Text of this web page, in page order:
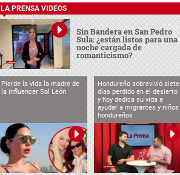
LA PRENSA VIDEOS
Sin Bandera en San Pedro
Sula: ¿están listos para una
noche cargada de
romanticismo?
Pierde la vida la madre de
la influencer Sol León
Hondureño sobrevivió siete
días perdido en el desierto
y hoy dedica su vida a
ayudar a migrantes y niños
hondureños